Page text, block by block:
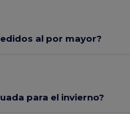
al por mayor?
para el invierno?